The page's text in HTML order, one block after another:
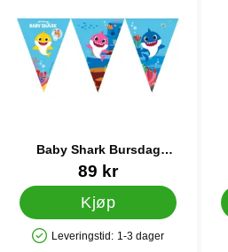
Baby Shark Bursdag
Vimpelgirlander
Varenummer 34913
89 kr
Kjøp
Produkttilgjengelighet: På lager
Leveringstid: 1-3 dager